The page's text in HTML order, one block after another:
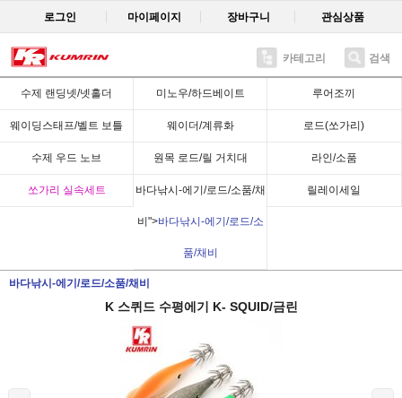
로그인 마이페이지 장바구니 관심상품
카테고리 검색
수제 랜딩넷/넷홀더 미노우/하드베이트 루어조끼
웨이딩스태프/벨트 보틀 웨이더/계류화 로드(쏘가리)
수제 우드 노브 원목 로드/릴 거치대 라인/소품
쏘가리 실속세트 바다낚시-에기/로드/소품/채
비">바다낚시-에기/로드/소
품/채비
릴레이세일
바다낚시-에기/로드/소품/채비
Recent
K 스퀴드 수평에기 K- SQUID/금린